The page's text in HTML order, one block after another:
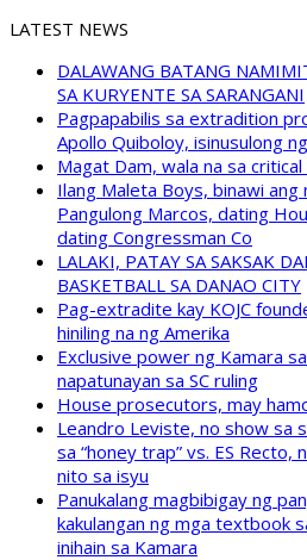
LATEST NEWS
DALAWANG BATANG
SA KURYENTE SA SARANGANI
Pagpapabilis sa extradition
Apollo Quiboloy, isinusulong
Magat Dam, wala na sa critical
Ilang Maleta Boys, binawi ang
Pangulong Marcos, dating
dating Congressman Co
LALAKI, PATAY SA SAKSAK
BASKETBALL SA DANAO CITY
Pag-extradite kay KOJC
hiniling na ng Amerika
Exclusive power ng Kamara
napatunayan sa SC ruling
House prosecutors, may
Leandro Leviste, no show sa
sa “honey trap” vs. ES Recto,
nito sa isyu
Panukalang magbibigay ng
kakulangan ng mga textbook
inihain sa Kamara